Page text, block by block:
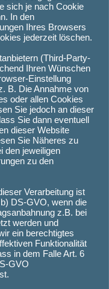
sich je nach Cookie
In den
Ihres Browsers
jederzeit löschen.
(Third-Party-
Ihren Wünschen
Einstellung
B. Die Annahme von
oder allen Cookies
Sie jedoch an dieser
Sie dann eventuell
dieser Website
Sie Näheres zu
den jeweiligen
zu den
Verarbeitung ist
DS-GVO, wenn die
z.B. bei
werden und
ein berechtigtes
Funktionalität
in dem Falle Art. 6
GVO